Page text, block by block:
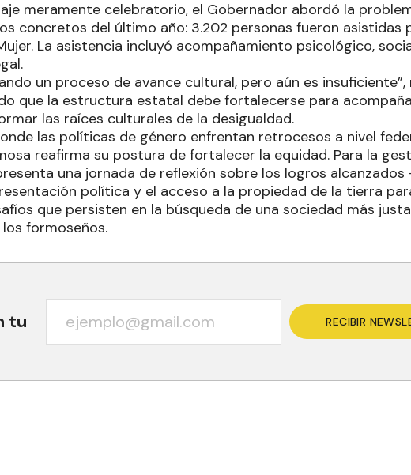
meramente celebratorio, el Gobernador abordó la
concretos del último año: 3.202 personas fueron asistidas
La asistencia incluyó acompañamiento psicológico,
un proceso de avance cultural, pero aún es
que la estructura estatal debe fortalecerse para
las raíces culturales de la desigualdad.
las políticas de género enfrentan retrocesos a nivel
reafirma su postura de fortalecer la equidad. Para la
una jornada de reflexión sobre los logros
política y el acceso a la propiedad de la tierra
que persisten en la búsqueda de una sociedad más
formoseños.
tu RECIBIR